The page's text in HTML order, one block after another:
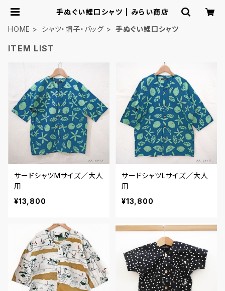
手ぬぐい鯉口シャツ | みらい商店
HOME
シャツ・帽子・バッグ 手ぬぐい鯉口シャツ
ITEM LIST
サードシャツMサイズ／大人
用
¥13,800
サードシャツLサイズ／大人
用
¥13,800